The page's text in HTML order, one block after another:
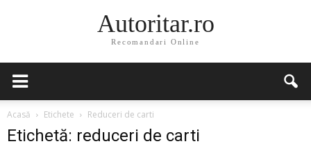
Autoritar.ro
Recomandari Online
Acasă Etichete Reduceri de carti
Etichetă: reduceri de carti